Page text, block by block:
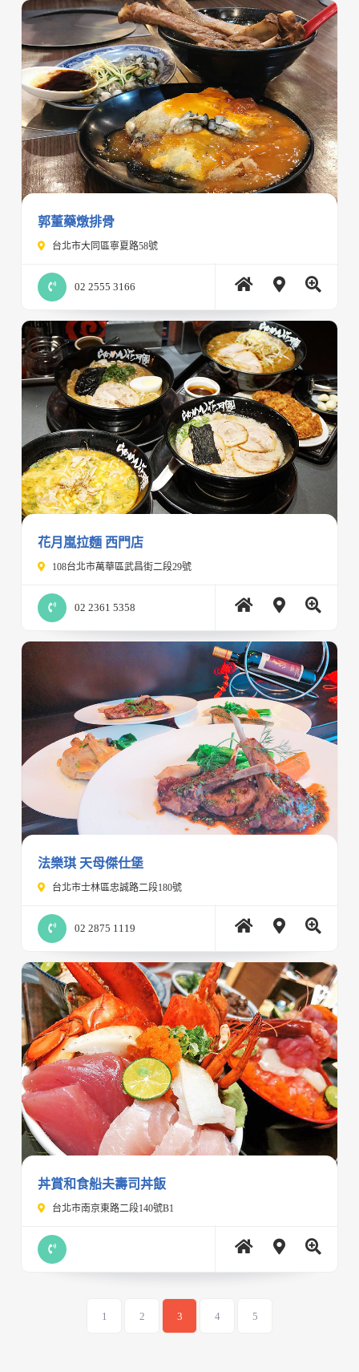
郭董藥燉排骨
台北市大同區寧夏路58號
02 2555 3166
花月嵐拉麵 西門店
108台北市萬華區武昌街二段29號
02 2361 5358
法樂琪 天母傑仕堡
台北市士林區忠誠路二段180號
02 2875 1119
丼賞和食船夫壽司丼飯
台北市南京東路二段140號B1
1 2 3 4 5